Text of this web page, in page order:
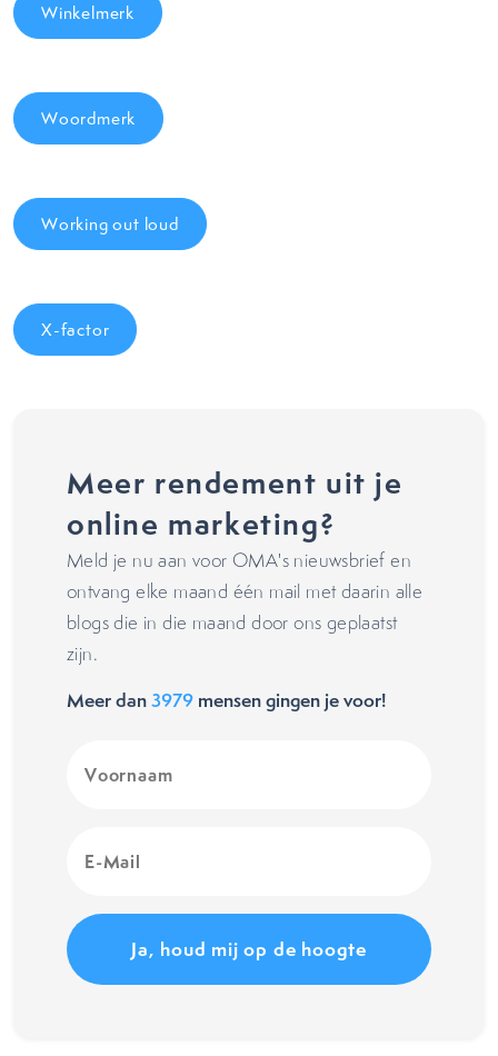
Winkelmerk
Woordmerk
Working out loud
X-factor
Meer rendement uit je
online marketing?
Meld je nu aan voor OMA's nieuwsbrief en
ontvang elke maand één mail met daarin alle
blogs die in die maand door ons geplaatst
zijn.
Meer dan3979 mensen gingen je voor!
(Vereist)
Mail